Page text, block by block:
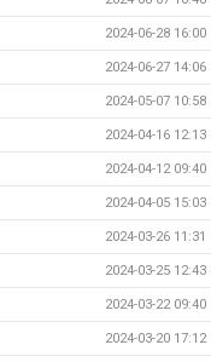
2024-06-28 16:00
2024-06-27 14:06
2024-05-07 10:58
2024-04-16 12:13
2024-04-12 09:40
2024-04-05 15:03
2024-03-26 11:31
2024-03-25 12:43
2024-03-22 09:40
2024-03-20 17:12